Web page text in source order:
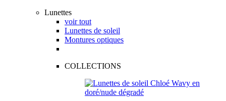
Lunettes
voir tout
Lunettes de soleil
Montures optiques
COLLECTIONS